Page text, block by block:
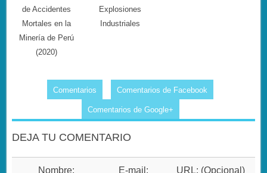
de Accidentes
Mortales en la
Minería de Perú
(2020)
Explosiones
Industriales
Comentarios Comentarios de Facebook
Comentarios de Google+
DEJA TU COMENTARIO
Nombre: E-mail: URL: (Opcional)